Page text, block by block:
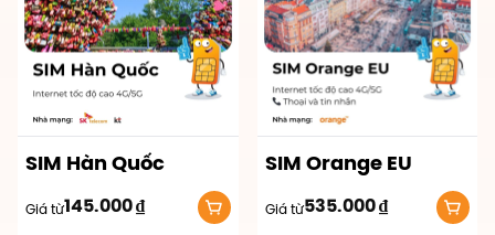
SIM Hàn Quốc
Giá từ145.000₫
SIM Orange EU
Giá từ535.000₫